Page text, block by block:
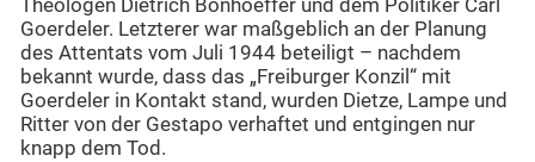
Theologen Dietrich Bonhoeffer und dem Politiker Carl
Goerdeler. Letzterer war maßgeblich an der Planung
des Attentats vom Juli 1944 beteiligt – nachdem
bekannt wurde, dass das „Freiburger Konzil“ mit
Goerdeler in Kontakt stand, wurden Dietze, Lampe und
Ritter von der Gestapo verhaftet und entgingen nur
knapp dem Tod.